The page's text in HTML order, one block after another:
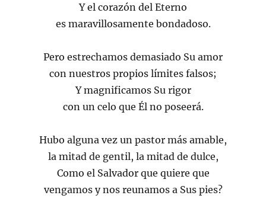
Y el corazón del Eterno
es maravillosamente bondadoso.
Pero estrechamos demasiado Su amor
con nuestros propios límites falsos;
Y magnificamos Su rigor
con un celo que Él no poseerá.
Hubo alguna vez un pastor más amable,
la mitad de gentil, la mitad de dulce,
Como el Salvador que quiere que
vengamos y nos reunamos a Sus pies?